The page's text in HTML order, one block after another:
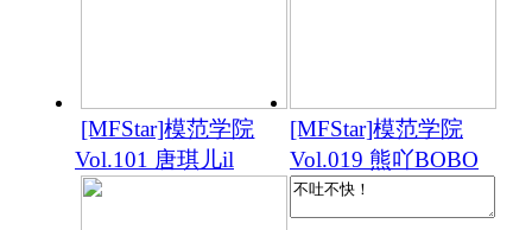
[MFStar]模范学院
Vol.101 唐琪儿il
[MFStar]模范学院
Vol.019 熊吖BOBO